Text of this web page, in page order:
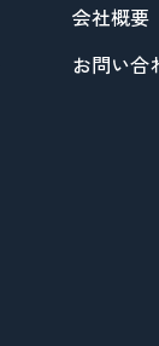
会社概要
お問い合